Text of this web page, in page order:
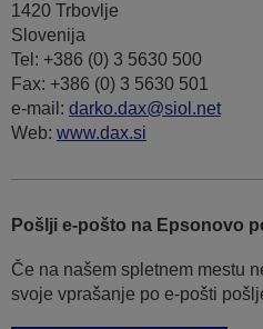
1420 Trbovlje
Slovenija
Tel: +386 (0) 3 5630 500
Fax: +386 (0) 3 5630 501
e-mail: darko.dax@siol.net
Web: www.dax.si
Pošlji e-pošto na Epsonovo
Če na našem spletnem mestu
svoje vprašanje po e-pošti